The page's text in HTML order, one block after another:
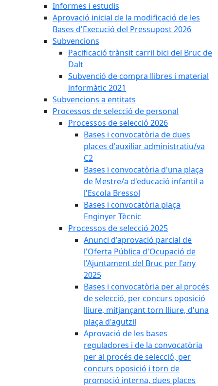
Informes i estudis
Aprovació inicial de la modificació de les
Bases d'Execució del Pressupost 2026
Subvencions
Pacificació trànsit carril bici del Bruc de
Dalt
Subvenció de compra llibres i material
informàtic 2021
Subvencions a entitats
Processos de selecció de personal
Processos de selecció 2026
Bases i convocatòria de dues
places d'auxiliar administratiu/va
C2
Bases i convocatòria d'una plaça
de Mestre/a d'educació infantil a
l'Escola Bressol
Bases i convocatòria plaça
Enginyer Tècnic
Processos de selecció 2025
Anunci d'aprovació parcial de
l'Oferta Pública d'Ocupació de
l'Ajuntament del Bruc per l'any
2025
Bases i convocatòria per al procés
de selecció, per concurs oposició
lliure, mitjançant torn lliure, d'una
plaça d'agutzil
Aprovació de les bases
reguladores i de la convocatòria
per al procés de selecció, per
concurs oposició i torn de
promoció interna, dues places